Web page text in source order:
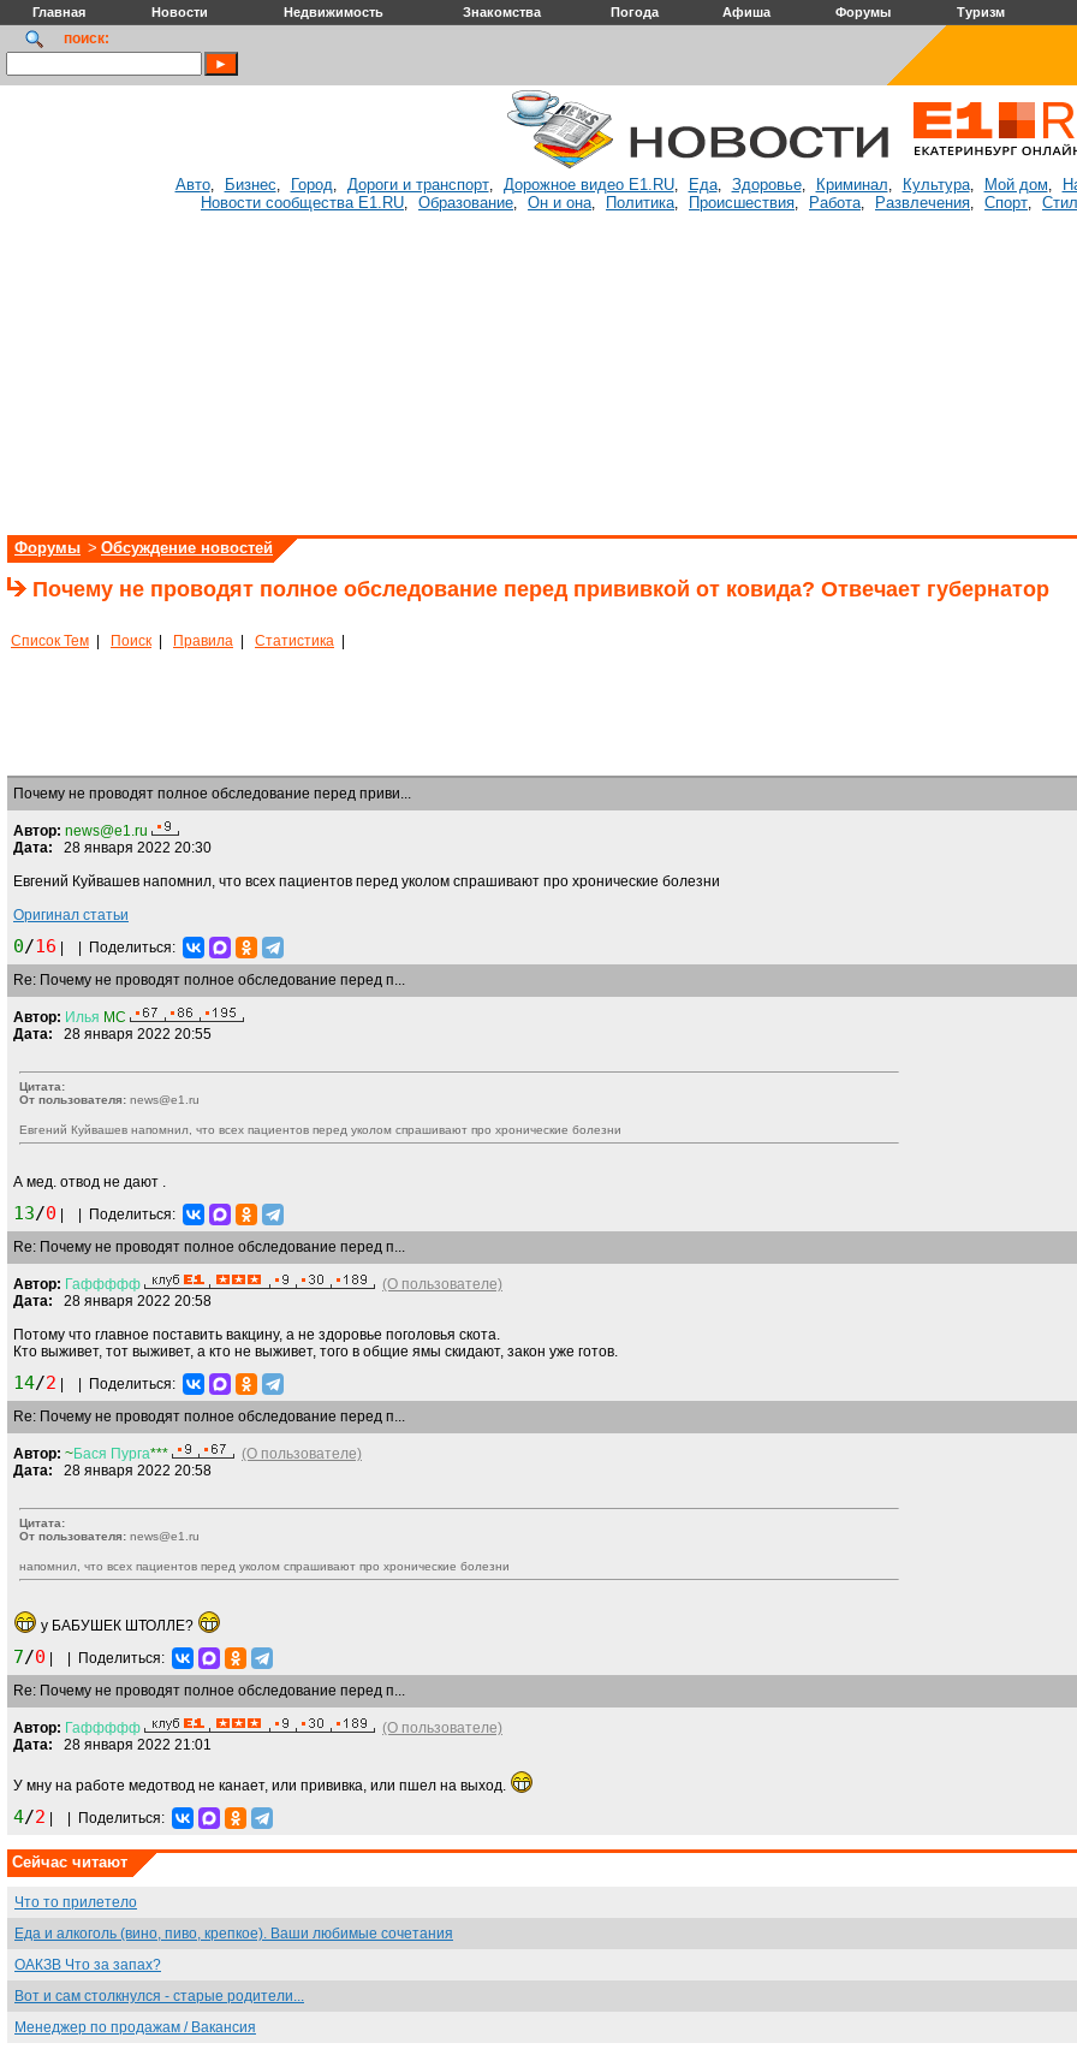
Главная Новости Недвижимость Знакомства Погода Афиша Форумы Туризм
поиск:
Авто, Бизнес, Город, Дороги и транспорт, Дорожное видео E1.RU, Еда, Здоровье, Криминал, Культура, Мой дом,
Новости сообщества E1.RU, Образование, Он и она, Политика, Происшествия, Работа, Развлечения, Спорт,
Форумы > Обсуждение новостей
Почему не проводят полное обследование перед прививкой от ковида? Отвечает губернатор
Список Тем Поиск Правила Статистика
Почему не проводят полное обследование перед приви...
Автор: news@e1.ru
Дата: 28 января 2022 20:30
Евгений Куйвашев напомнил, что всех пациентов перед уколом спрашивают про хронические болезни
Оригинал статьи
0/16
Поделиться:
Re: Почему не проводят полное обследование перед п...
Автор: Илья MC
Дата: 28 января 2022 20:55
Цитата:
От пользователя: news@e1.ru
Евгений Куйвашев напомнил, что всех пациентов перед уколом спрашивают про хронические болезни
А мед. отвод не дают .
13/0
Поделиться:
Re: Почему не проводят полное обследование перед п...
Автор: Гаффффф
(О пользователе)
Дата: 28 января 2022 20:58
Потому что главное поставить вакцину, а не здоровье поголовья скота.
Кто выживет, тот выживет, а кто не выживет, того в общие ямы скидают, закон уже готов.
14/2
Поделиться:
Re: Почему не проводят полное обследование перед п...
Автор: ~Бася Пурга***
(О пользователе)
Дата: 28 января 2022 20:58
Цитата:
От пользователя: news@e1.ru
напомнил, что всех пациентов перед уколом спрашивают про хронические болезни
у БАБУШЕК ШТОЛЛЕ?
7/0
Поделиться:
Re: Почему не проводят полное обследование перед п...
Автор: Гаффффф
(О пользователе)
Дата: 28 января 2022 21:01
У мну на работе медотвод не канает, или прививка, или пшел на выход.
4/2 Поделиться:
Сейчас читают
Что то прилетело
Еда и алкоголь (вино, пиво, крепкое). Ваши любимые сочетания
ОАКЗВ Что за запах?
Вот и сам столкнулся - старые родители...
Менеджер по продажам / Вакансия